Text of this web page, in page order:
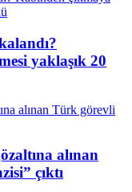
yaklaşık 20
alınan
çıktı